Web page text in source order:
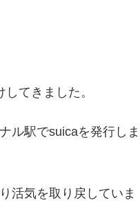
てきました。
ル駅でsuicaを発行しま
活気を取り戻していま